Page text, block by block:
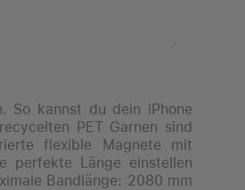
So kannst du dein iPhone
PET Garnen sind
flexible Magnete mit
perfekte Länge einstellen
Bandlänge: 2080 mm